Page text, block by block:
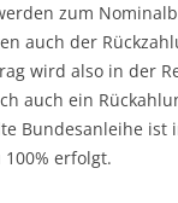
zum
auch der
wird also in der
auch ein
Bundesanleihe ist
erfolgt.